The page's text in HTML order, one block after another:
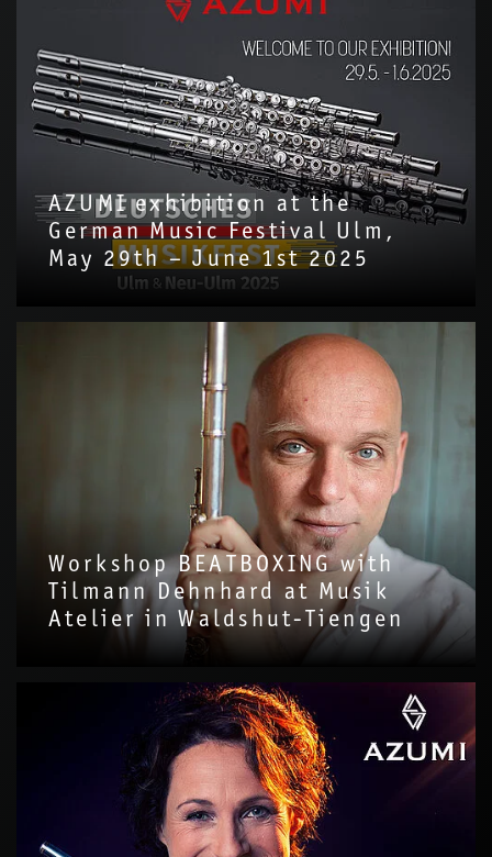
AZUMI exhibition at the
German Music Festival Ulm,
May 29th – June 1st 2025
Workshop BEATBOXING with
Tilmann Dehnhard at Musik
Atelier in Waldshut-Tiengen